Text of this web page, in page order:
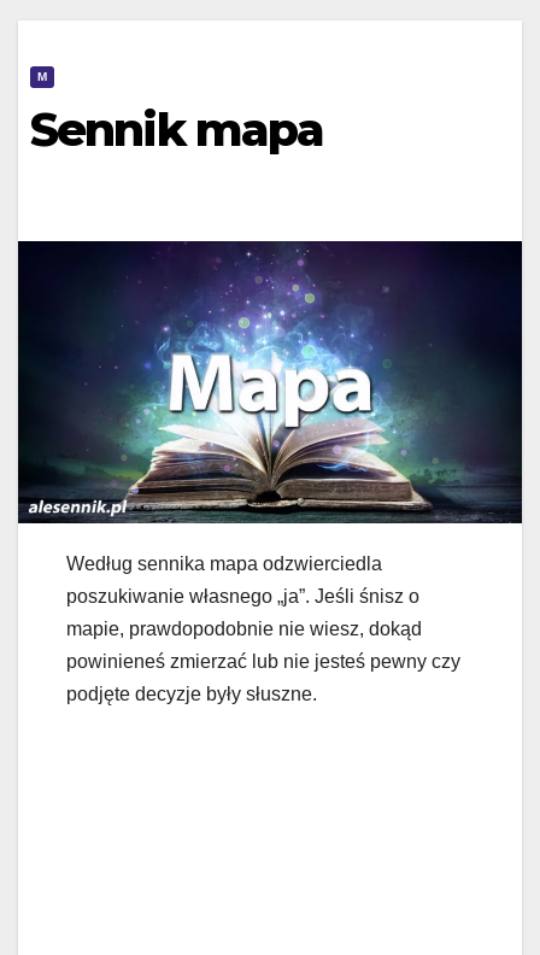
M
Sennik mapa
Według sennika mapa odzwierciedla
poszukiwanie własnego „ja”. Jeśli śnisz o
mapie, prawdopodobnie nie wiesz, dokąd
powinieneś zmierzać lub nie jesteś pewny czy
podjęte decyzje były słuszne.